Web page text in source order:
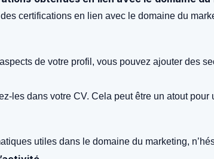
certifications en lien avec le domaine du
de votre profil, vous pouvez ajouter des
les dans votre CV. Cela peut être un atout
utiles dans le domaine du marketing,